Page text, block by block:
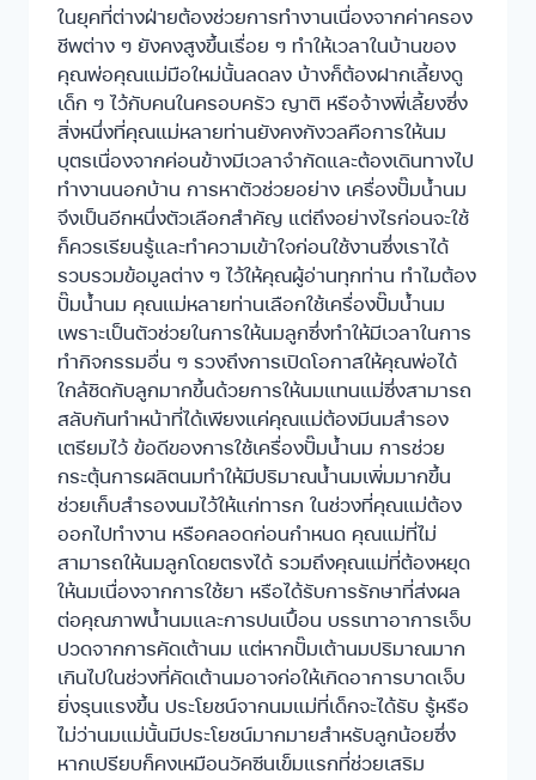
ในยุคที่ต่างฝ่ายต้องช่วยการทำงานเนื่องจากค่าครอง
ชีพต่าง ๆ ยังคงสูงขึ้นเรื่อย ๆ ทำให้เวลาในบ้านของ
คุณพ่อคุณแม่มือใหม่นั้นลดลง บ้างก็ต้องฝากเลี้ยงดู
เด็ก ๆ ไว้กับคนในครอบครัว ญาติ หรือจ้างพี่เลี้ยงซึ่ง
สิ่งหนึ่งที่คุณแม่หลายท่านยังคงกังวลคือการให้นม
บุตรเนื่องจากค่อนข้างมีเวลาจำกัดและต้องเดินทางไป
ทำงานนอกบ้าน การหาตัวช่วยอย่าง เครื่องปั๊มน้ำนม
จึงเป็นอีกหนึ่งตัวเลือกสำคัญ แต่ถึงอย่างไรก่อนจะใช้
ก็ควรเรียนรู้และทำความเข้าใจก่อนใช้งานซึ่งเราได้
รวบรวมข้อมูลต่าง ๆ ไว้ให้คุณผู้อ่านทุกท่าน ทำไมต้อง
ปั๊มน้ำนม คุณแม่หลายท่านเลือกใช้เครื่องปั๊มน้ำนม
เพราะเป็นตัวช่วยในการให้นมลูกซึ่งทำให้มีเวลาในการ
ทำกิจกรรมอื่น ๆ รวงถึงการเปิดโอกาสให้คุณพ่อได้
ใกล้ชิดกับลูกมากขึ้นด้วยการให้นมแทนแม่ซึ่งสามารถ
สลับกันทำหน้าที่ได้เพียงแค่คุณแม่ต้องมีนมสำรอง
เตรียมไว้ ข้อดีของการใช้เครื่องปั๊มน้ำนม การช่วย
กระตุ้นการผลิตนมทำให้มีปริมาณน้ำนมเพิ่มมากขึ้น
ช่วยเก็บสำรองนมไว้ให้แก่ทารก ในช่วงที่คุณแม่ต้อง
ออกไปทำงาน หรือคลอดก่อนกำหนด คุณแม่ที่ไม่
สามารถให้นมลูกโดยตรงได้ รวมถึงคุณแม่ที่ต้องหยุด
ให้นมเนื่องจากการใช้ยา หรือได้รับการรักษาที่ส่งผล
ต่อคุณภาพน้ำนมและการปนเปื้อน บรรเทาอาการเจ็บ
ปวดจากการคัดเต้านม แต่หากปั๊มเต้านมปริมาณมาก
เกินไปในช่วงที่คัดเต้านมอาจก่อให้เกิดอาการบาดเจ็บ
ยิ่งรุนแรงขึ้น ประโยชน์จากนมแม่ที่เด็กจะได้รับ รู้หรือ
ไม่ว่านมแม่นั้นมีประโยชน์มากมายสำหรับลูกน้อยซึ่ง
หากเปรียบก็คงเหมือนวัคซีนเข็มแรกที่ช่วยเสริม